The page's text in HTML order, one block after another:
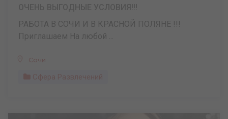
РАБОТА В СОЧИ И В КРАСНОЙ ПОЛЯНЕ !!!
Приглашаем На любой ...
Сочи
Сфера Развлечений